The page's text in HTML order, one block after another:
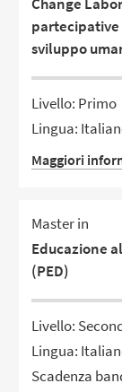
partecipative
sviluppo
Livello: Primo
Lingua:
Maggiori
Master in
Educazione
(PED)
Livello:
Lingua:
Scadenza